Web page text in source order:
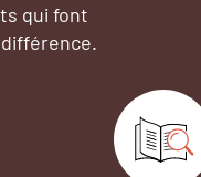
qui font